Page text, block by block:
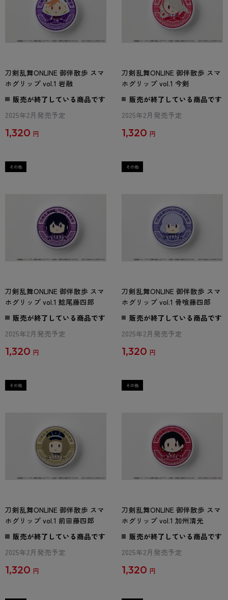
刀剣乱舞ONLINE 御伴散歩 スマ
ホグリップ vol.1 岩融
販売が終了している商品です
2025年2月発売予定
1,320 円
刀剣乱舞ONLINE 御伴散歩 スマ
ホグリップ vol.1 今剣
販売が終了している商品です
2025年2月発売予定
1,320 円
刀剣乱舞ONLINE 御伴散歩 スマ
ホグリップ vol.1 鯰尾藤四郎
販売が終了している商品です
2025年2月発売予定
1,320 円
刀剣乱舞ONLINE 御伴散歩 スマ
ホグリップ vol.1 骨喰藤四郎
販売が終了している商品です
2025年2月発売予定
1,320 円
刀剣乱舞ONLINE 御伴散歩 スマ
ホグリップ vol.1 前田藤四郎
販売が終了している商品です
2025年2月発売予定
1,320 円
刀剣乱舞ONLINE 御伴散歩 スマ
ホグリップ vol.1 加州清光
販売が終了している商品です
2025年2月発売予定
1,320 円